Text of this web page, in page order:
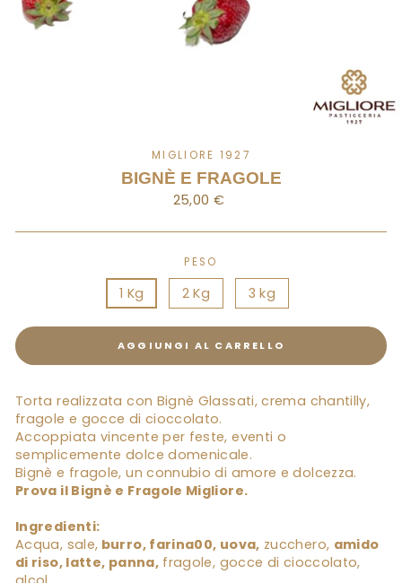
MIGLIORE 1927
BIGNÈ E FRAGOLE
Prezzo
25,00 €
PESO
1 Kg 2 Kg 3 kg
AGGIUNGI AL CARRELLO
Torta realizzata con Bignè Glassati, crema chantilly,
fragole e gocce di cioccolato.
Accoppiata vincente per feste, eventi o
semplicemente dolce domenicale.
Bignè e fragole, un connubio di amore e dolcezza.
Prova il Bignè e Fragole Migliore.
Ingredienti:
Acqua, sale, burro, farina00, uova, zucchero, amido
di riso, latte, panna,fragole, gocce di cioccolato,